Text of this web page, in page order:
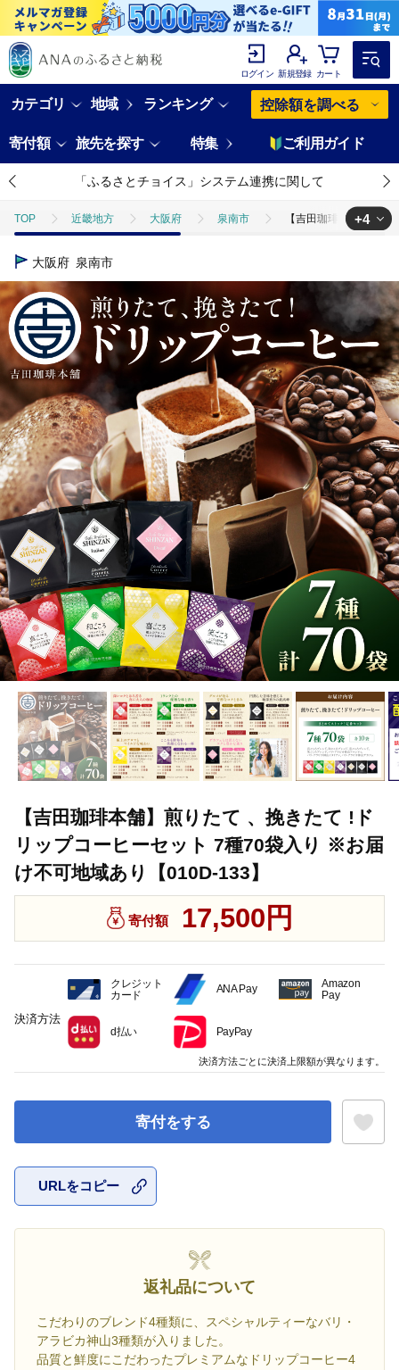
ログイン 新規登録 カート
カテゴリ 地域 ランキング 控除額を調べる
寄付額 旅先を探す 特集 ご利用ガイド
「ふるさとチョイス」システム連携に関して
TOP 近畿地方 大阪府 泉南市 【吉田珈琲本舗】煎
TOP
TOP コーヒー 【吉
TOP 飲料（酒以外） ソフトドリンク ほかのソフトドリンク
TOP 飲料（酒以外） ほかの飲料 【吉田珈琲本舗】煎り
+4
大阪府 泉南市
【吉田珈琲本舗】煎りたて 、挽きたて !ド
リップコーヒーセット 7種70袋入り ※お届
け不可地域あり【010D-133】
寄付額 17,500円
寄付をする
URLをコピー
返礼品について
こだわりのブレンド4種類に、スペシャルティーなバリ・
アラビカ神山3種類が入りました。
品質と鮮度にこだわったプレミアムなドリップコーヒー4
決済方法
クレジット
カード
ANA Pay
Amazon
Pay
d払い PayPay
決済方法ごとに決済上限額が異なります。